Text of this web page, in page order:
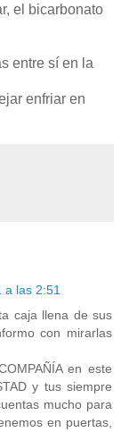
el bicarbonato
entre sí en la
enfriar en
a las 2:51
caja llena de sus
con mirarlas
en este
y tus siempre
mucho para
en puertas,